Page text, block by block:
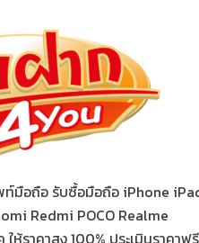
ท์มือถือ รับซื้อมือถือ iPhone
Redmi POCO Realme